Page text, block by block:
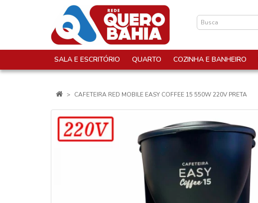
SALA E ESCRITÓRIO QUARTO COZINHA E BANHEIRO
CAFETEIRA RED MOBILE EASY COFFEE 15 550W 220V PRETA